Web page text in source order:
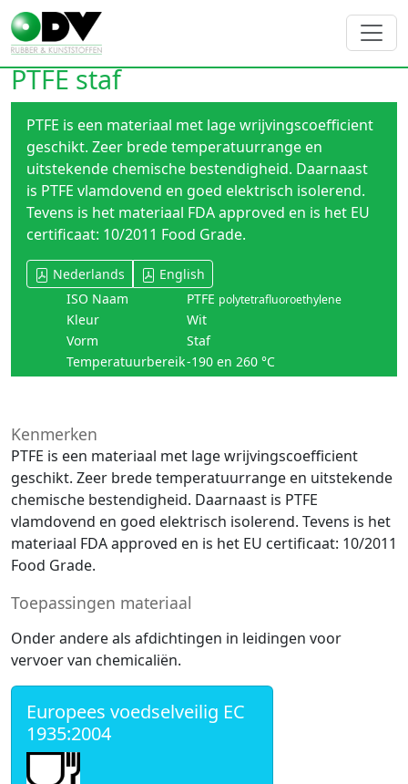
PTFE staf
PTFE is een materiaal met lage wrijvingscoefficient
geschikt. Zeer brede temperatuurrange en
uitstekende chemische bestendigheid. Daarnaast
is PTFE vlamdovend en goed elektrisch isolerend.
Tevens is het materiaal FDA approved en is het EU
certificaat: 10/2011 Food Grade.
Nederlands
English
ISO Naam
PTFE polytetrafluoroethylene
Kleur
Wit
Vorm
Staf
Temperatuurbereik-190 en 260 °C
Kenmerken
PTFE is een materiaal met lage wrijvingscoefficient
geschikt. Zeer brede temperatuurrange en uitstekende
chemische bestendigheid. Daarnaast is PTFE
vlamdovend en goed elektrisch isolerend. Tevens is het
materiaal FDA approved en is het EU certificaat: 10/2011
Food Grade.
Toepassingen materiaal
Onder andere als afdichtingen in leidingen voor
vervoer van chemicaliën.
Europees voedselveilig EC
1935:2004